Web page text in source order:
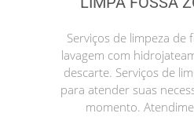
Serviços de limpeza de
lavagem com
descarte. Serviços de
para atender suas
momento.